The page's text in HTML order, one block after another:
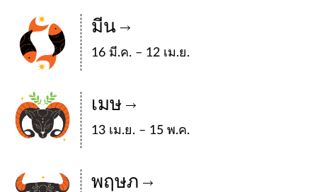
มีน
16 มี.ค. – 12 เม.ย.
เมษ
13 เม.ย. – 15 พ.ค.
พฤษภ